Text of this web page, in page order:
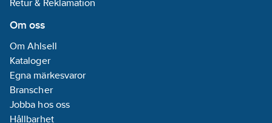
Retur & Reklamation
Om oss
Om Ahlsell
Kataloger
Egna märkesvaror
Branscher
Jobba hos oss
Hållbarhet